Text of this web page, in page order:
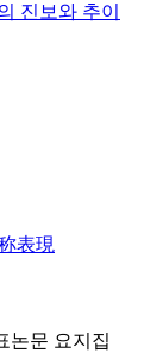
진보와 추이
表現
논문 요지집